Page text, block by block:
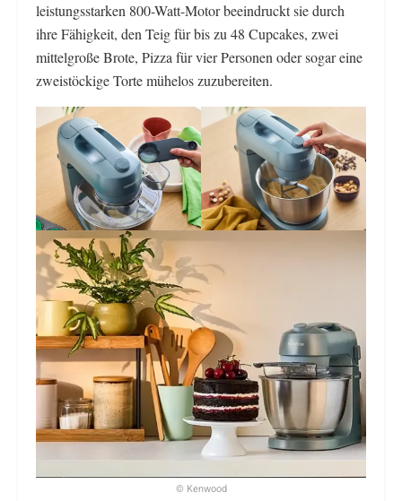
leistungsstarken 800-Watt-Motor beeindruckt sie durch
ihre Fähigkeit, den Teig für bis zu 48 Cupcakes, zwei
mittelgroße Brote, Pizza für vier Personen oder sogar eine
zweistöckige Torte mühelos zuzubereiten.
© Kenwood